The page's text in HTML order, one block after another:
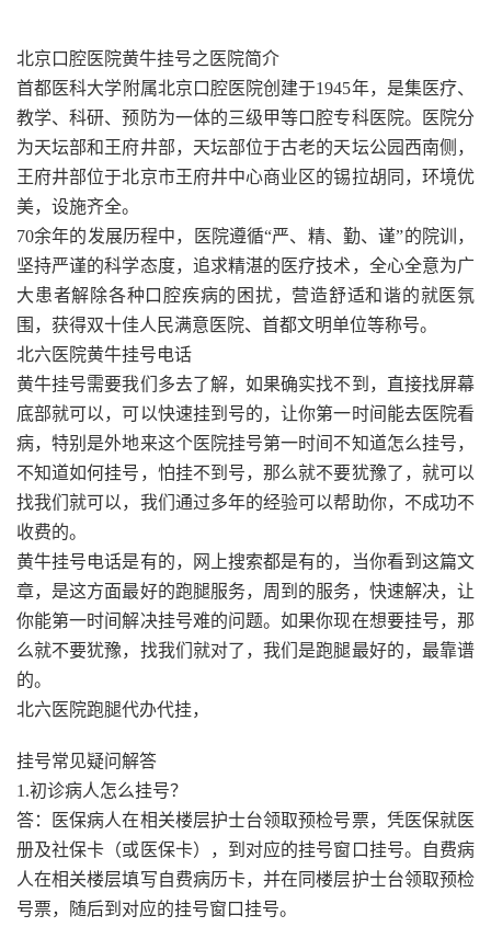
北京口腔医院黄牛挂号之医院简介
首都医科大学附属北京口腔医院创建于1945年，是集医疗、
教学、科研、预防为一体的三级甲等口腔专科医院。医院分
为天坛部和王府井部，天坛部位于古老的天坛公园西南侧，
王府井部位于北京市王府井中心商业区的锡拉胡同，环境优
美，设施齐全。
70余年的发展历程中，医院遵循“严、精、勤、谨”的院训，
坚持严谨的科学态度，追求精湛的医疗技术，全心全意为广
大患者解除各种口腔疾病的困扰，营造舒适和谐的就医氛
围，获得双十佳人民满意医院、首都文明单位等称号。
北六医院黄牛挂号电话
黄牛挂号需要我们多去了解，如果确实找不到，直接找屏幕
底部就可以，可以快速挂到号的，让你第一时间能去医院看
病，特别是外地来这个医院挂号第一时间不知道怎么挂号，
不知道如何挂号，怕挂不到号，那么就不要犹豫了，就可以
找我们就可以，我们通过多年的经验可以帮助你，不成功不
收费的。
黄牛挂号电话是有的，网上搜索都是有的，当你看到这篇文
章，是这方面最好的跑腿服务，周到的服务，快速解决，让
你能第一时间解决挂号难的问题。如果你现在想要挂号，那
么就不要犹豫，找我们就对了，我们是跑腿最好的，最靠谱
的。
北六医院跑腿代办代挂，
挂号常见疑问解答
1.初诊病人怎么挂号？
答：医保病人在相关楼层护士台领取预检号票，凭医保就医
册及社保卡（或医保卡），到对应的挂号窗口挂号。自费病
人在相关楼层填写自费病历卡，并在同楼层护士台领取预检
号票，随后到对应的挂号窗口挂号。